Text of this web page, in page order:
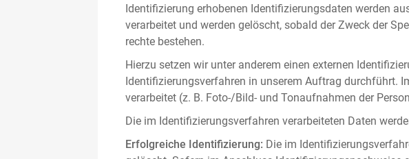
Identifizierung erhobenen Identifizierungsdaten werden
verarbeitet und werden gelöscht, sobald der Zweck der
rechte bestehen.
Hierzu setzen wir unter anderem einen externen
Identifizierungsverfahren in unserem Auftrag durchführt.
verarbeitet (z. B. Foto-/Bild- und Tonaufnahmen der
Die im Identifizierungsverfahren verarbeiteten Daten
Erfolgreiche Identifizierung: Die im